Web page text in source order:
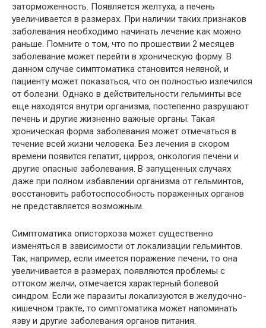
заторможенность. Появляется желтуха, а печень
увеличивается в размерах. При наличии таких признаков
заболевания необходимо начинать лечение как можно
раньше. Помните о том, что по прошествии 2 месяцев
заболевание может перейти в хроническую форму. В
данном случае симптоматика становится неявной, и
пациенту может показаться, что он полностью излечился
от болезни. Однако в действительности гельминты все
еще находятся внутри организма, постепенно разрушают
печень и другие жизненно важные органы. Такая
хроническая форма заболевания может отмечаться в
течение всей жизни человека. Без лечения в скором
времени появится гепатит, цирроз, онкология печени и
другие опасные заболевания. В запущенных случаях
даже при полном избавлении организма от гельминтов,
восстановить работоспособность пораженных органов
не представляется возможным.
Симптоматика описторхоза может существенно
изменяться в зависимости от локализации гельминтов.
Так, например, если имеется поражение печени, то она
увеличивается в размерах, появляются проблемы с
оттоком желчи, отмечается характерный болевой
синдром. Если же паразиты локализуются в желудочно-
кишечном тракте, то симптоматика может напоминать
язву и другие заболевания органов питания.